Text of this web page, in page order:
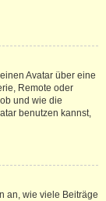
Avatar über eine
Remote oder
und wie die
benutzen kannst,
an, wie viele Beiträge